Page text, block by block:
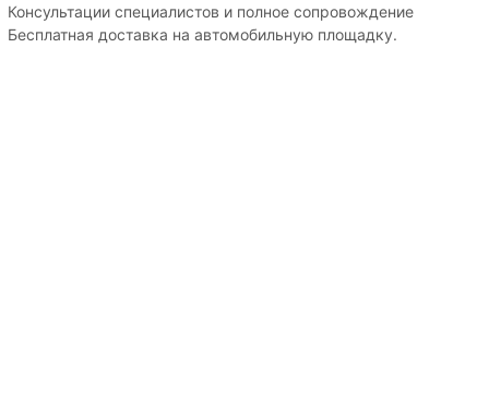
Консультации специалистов и полное сопровождение
Бесплатная доставка на автомобильную площадку.